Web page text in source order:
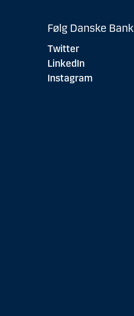
Følg Danske Bank
Twitter
LinkedIn
Instagram